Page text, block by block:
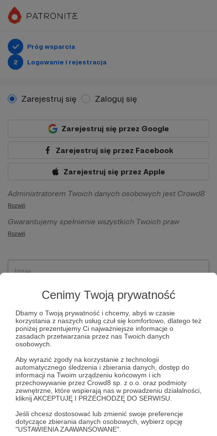
Cenimy Twoją prywatność
Dbamy o Twoją prywatność i chcemy, abyś w czasie
korzystania z naszych usług czuł się komfortowo, dlatego też
poniżej prezentujemy Ci najważniejsze informacje o
zasadach przetwarzania przez nas Twoich danych
osobowych.
Aby wyrazić zgody na korzystanie z technologii
automatycznego śledzenia i zbierania danych, dostęp do
informacji na Twoim urządzeniu końcowym i ich
przechowywanie przez Crowd8 sp. z o.o. oraz podmioty
zewnętrzne, które wspierają nas w prowadzeniu działalności,
kliknij AKCEPTUJĘ I PRZECHODZĘ DO SERWISU.
Jeśli chcesz dostosować lub zmienić swoje preferencje
dotyczące zbierania danych osobowych, wybierz opcję
"USTAWIENIA ZAAWANSOWANE".
Próg wsparcia
2
Logowanie i rejestracja
Zarejestruj się Zaloguj się
Zarejestruj się przez Google
Zarejestruj się przez Facebook
Zarejestruj się przez Apple
Administratorem Twoich danych osobowych jest Crowd8
sp. z o.o. z siedziba w Warszawie, ul. Żwirki i Wigury 16, 02-
092 Warszawa. Twoje dane osobowe będą przetwarzane w
szczególności w celu wykonania umowy zawartej z Tobą, w
Patronite.pl, w tym możliwości dokonywania oraz
otrzymywania wsparcia na naszej platformie oraz
Rozwiń
Gwarantujemy spełnienie wszystkich Twoich praw
wynikających z ogólnego rozporządzenia o ochronie
ich przenoszenia, niepodlegania zautomatyzowanemu
wyrażenia sprzeciwu wobec przetwarzania Twoich danych
osobowych. Rejestracja dla osób niepełnoletnich możliwa
jest po przekazaniu podpisanego formularza "Zgodna na
założenie konta przez osobę niepełnoletnią", formularz
dostępny jest na stronie regulaminu Patronite.pl.
Rozwiń
* Zapoznałem się i akceptujęRegulaminserwisu oraz